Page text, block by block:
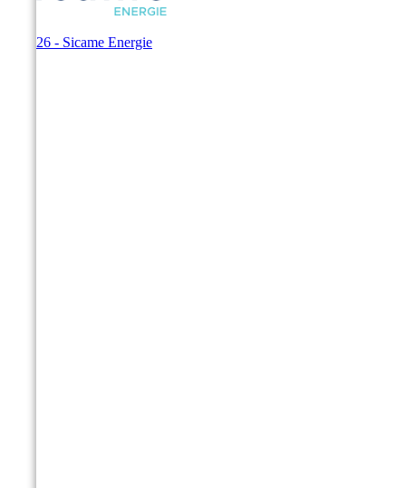
© 2026 - Sicame Energie